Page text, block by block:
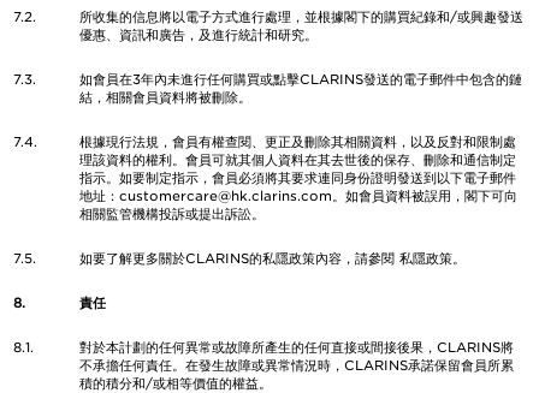
7.2.
所收集的信息將以電子方式進行處理，並根據閣下的購買紀錄和/或興趣發送
優惠、資訊和廣告，及進行統計和研究。
7.3.
如會員在3年內未進行任何購買或點擊CLARINS發送的電子郵件中包含的鏈
結，相關會員資料將被刪除。
7.4.
根據現行法規，會員有權查閱、更正及刪除其相關資料，以及反對和限制處
理該資料的權利。會員可就其個人資料在其去世後的保存、刪除和通信制定
指示。如要制定指示，會員必須將其要求連同身份證明發送到以下電子郵件
地址：customercare@hk.clarins.com。如會員資料被誤用，閣下可向
相關監管機構投訴或提出訴訟。
7.5. 如要了解更多關於CLARINS的私隱政策內容，請參閱 私隱政策。
8. 責任
8.1.
對於本計劃的任何異常或故障所產生的任何直接或間接後果，CLARINS將
不承擔任何責任。在發生故障或異常情況時，CLARINS承諾保留會員所累
積的積分和/或相等價值的權益。